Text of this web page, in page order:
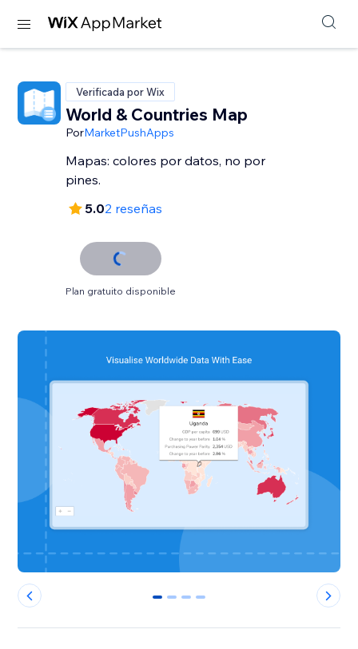
Verificada por Wix
World & Countries Map
PorMarketPushApps
Mapas: colores por datos, no por
pines.
5.02 reseñas
Plan gratuito disponible
0 1 2 3